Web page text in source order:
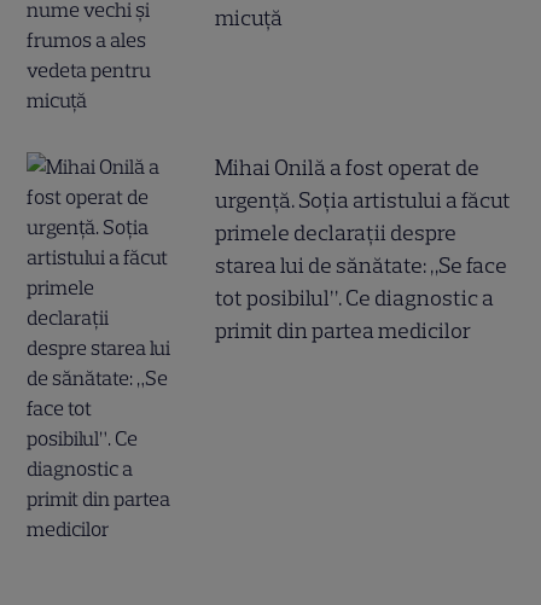
micuță
Mihai Onilă a fost operat de
urgență. Soția artistului a făcut
primele declarații despre
starea lui de sănătate: „Se face
tot posibilul”. Ce diagnostic a
primit din partea medicilor